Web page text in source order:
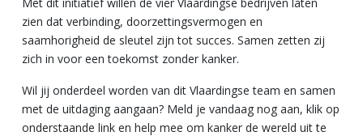
zien dat verbinding, doorzettingsvermogen en
saamhorigheid de sleutel zijn tot succes. Samen zetten zij
zich in voor een toekomst zonder kanker.
Wil jij onderdeel worden van dit Vlaardingse team en samen
met de uitdaging aangaan? Meld je vandaag nog aan, klik op
onderstaande link en help mee om kanker de wereld uit te